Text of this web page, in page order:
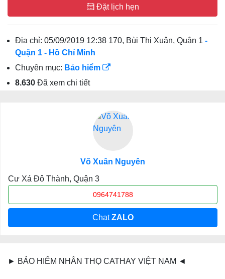
Đặt lịch hẹn
Địa chỉ: 05/09/2019 12:38 170, Bùi Thị Xuân, Quận 1 -
Quận 1 - Hồ Chí Minh
Chuyên mục: Bảo hiểm
8.630 Đã xem chi tiết
Võ Xuân Nguyên
Cư Xá Đô Thành, Quận 3
0964741788
ChatZALO
► BẢO HIỂM NHÂN THỌ CATHAY VIỆT NAM ◄